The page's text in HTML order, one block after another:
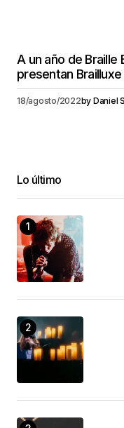
A un año de Braille
presentan
18/agosto/2022by Daniel
Lo último